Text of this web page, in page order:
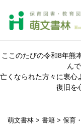
ここのたびの令和8年熊
ん
亡くなられた方々に衷心
復旧を
萌文書林 > 書籍 > 保育